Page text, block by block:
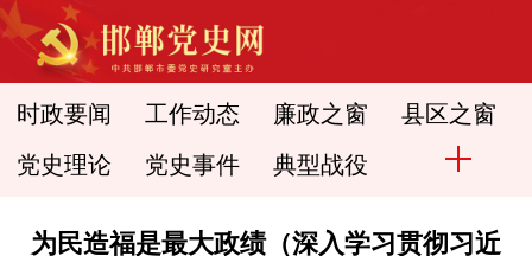
时政要闻 工作动态 廉政之窗 县区之窗
党史理论 党史事件 典型战役
为民造福是最大政绩（深入学习贯彻习近